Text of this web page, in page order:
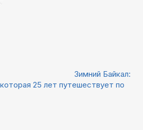
Зимний Байкал:
25 лет путешествует по